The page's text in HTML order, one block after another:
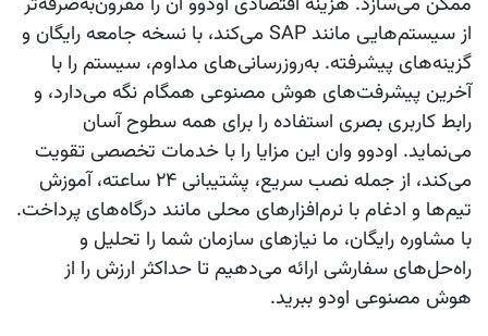
از سیستم‌هایی مانند SAP می‌کند، با نسخه جامعه رایگان و
گزینه‌های پیشرفته. به‌روزرسانی‌های مداوم، سیستم را با
آخرین پیشرفت‌های هوش مصنوعی همگام نگه می‌دارد، و
رابط کاربری بصری استفاده را برای همه سطوح آسان
می‌نماید. اودوو وان این مزایا را با خدمات تخصصی تقویت
می‌کند، از جمله نصب سریع، پشتیبانی ۲۴ ساعته، آموزش
تیم‌ها و ادغام با نرم‌افزارهای محلی مانند درگاه‌های پرداخت.
با مشاوره رایگان، ما نیازهای سازمان شما را تحلیل و
راه‌حل‌های سفارشی ارائه می‌دهیم تا حداکثر ارزش را از
هوش مصنوعی اودو ببرید.